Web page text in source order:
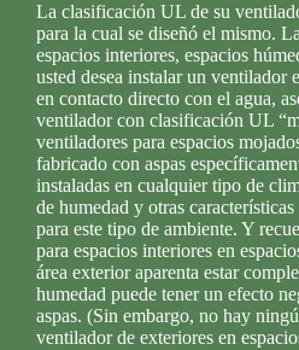
La clasificación UL de su
para la cual se diseñó el mismo.
espacios interiores, espacios
usted desea instalar un ventilador
en contacto directo con el agua,
ventilador con clasificación UL
ventiladores para espacios
fabricado con aspas
instaladas en cualquier tipo de
de humedad y otras
para este tipo de ambiente. Y
para espacios interiores en
área exterior aparenta estar
humedad puede tener un efecto
aspas. (Sin embargo, no hay
ventilador de exteriores en